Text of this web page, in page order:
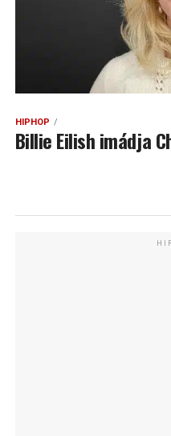
HIPHOP
Billie Eilish imádja